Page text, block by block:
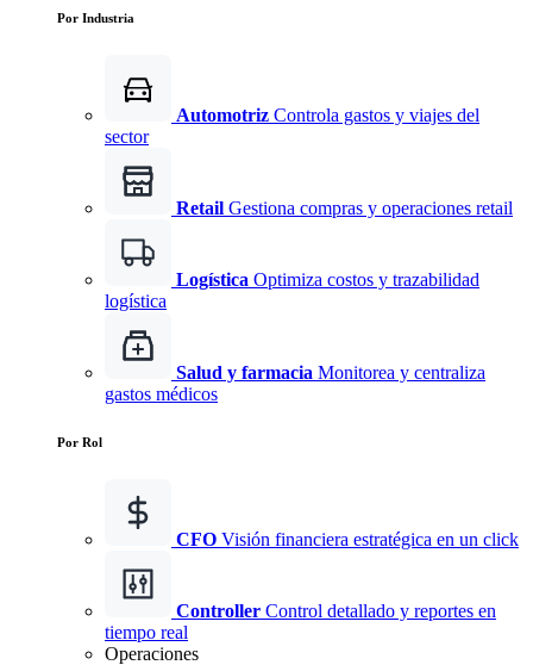
Por Industria
Automotriz Controla gastos y viajes del
sector
Retail Gestiona compras y operaciones retail
Logística Optimiza costos y trazabilidad
logística
Salud y farmacia Monitorea y centraliza
gastos médicos
Por Rol
CFO Visión financiera estratégica en un click
Controller Control detallado y reportes en
tiempo real
Operaciones